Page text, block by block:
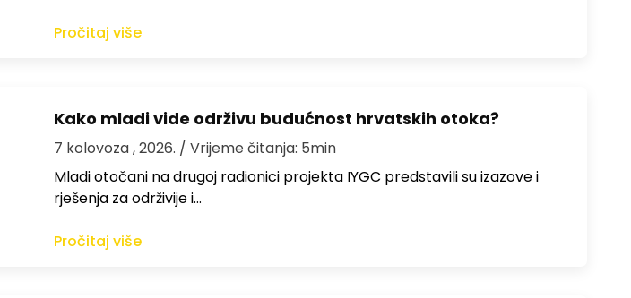
Pročitaj više
Kako mladi vide održivu budućnost hrvatskih otoka?
7 kolovoza , 2026. / Vrijeme čitanja: 5min
Mladi otočani na drugoj radionici projekta IYGC predstavili su izazove i
rješenja za održivije i…
Pročitaj više